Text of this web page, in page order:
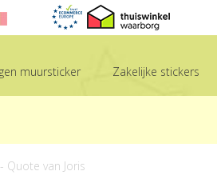
muursticker Zakelijke stickers
Quote van Joris